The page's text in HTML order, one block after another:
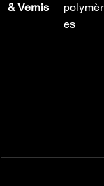
& Vernis
polymèr
es